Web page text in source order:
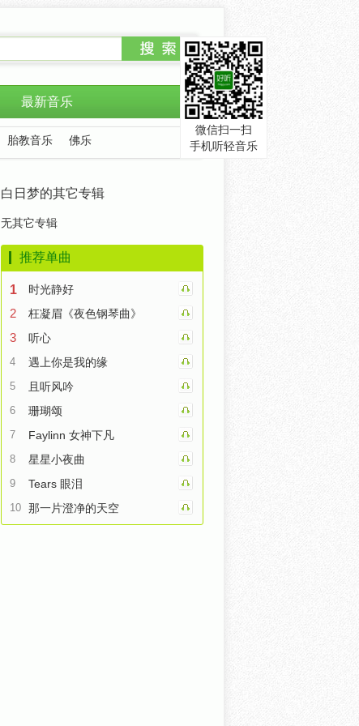
最新音乐
胎教音乐 佛乐
白日梦的其它专辑
无其它专辑
推荐单曲
1 时光静好
2 枉凝眉《夜色钢琴曲》
3 听心
4 遇上你是我的缘
5 且听风吟
6 珊瑚颂
7 Faylinn 女神下凡
8 星星小夜曲
9 Tears 眼泪
10 那一片澄净的天空
微信扫一扫
手机听轻音乐